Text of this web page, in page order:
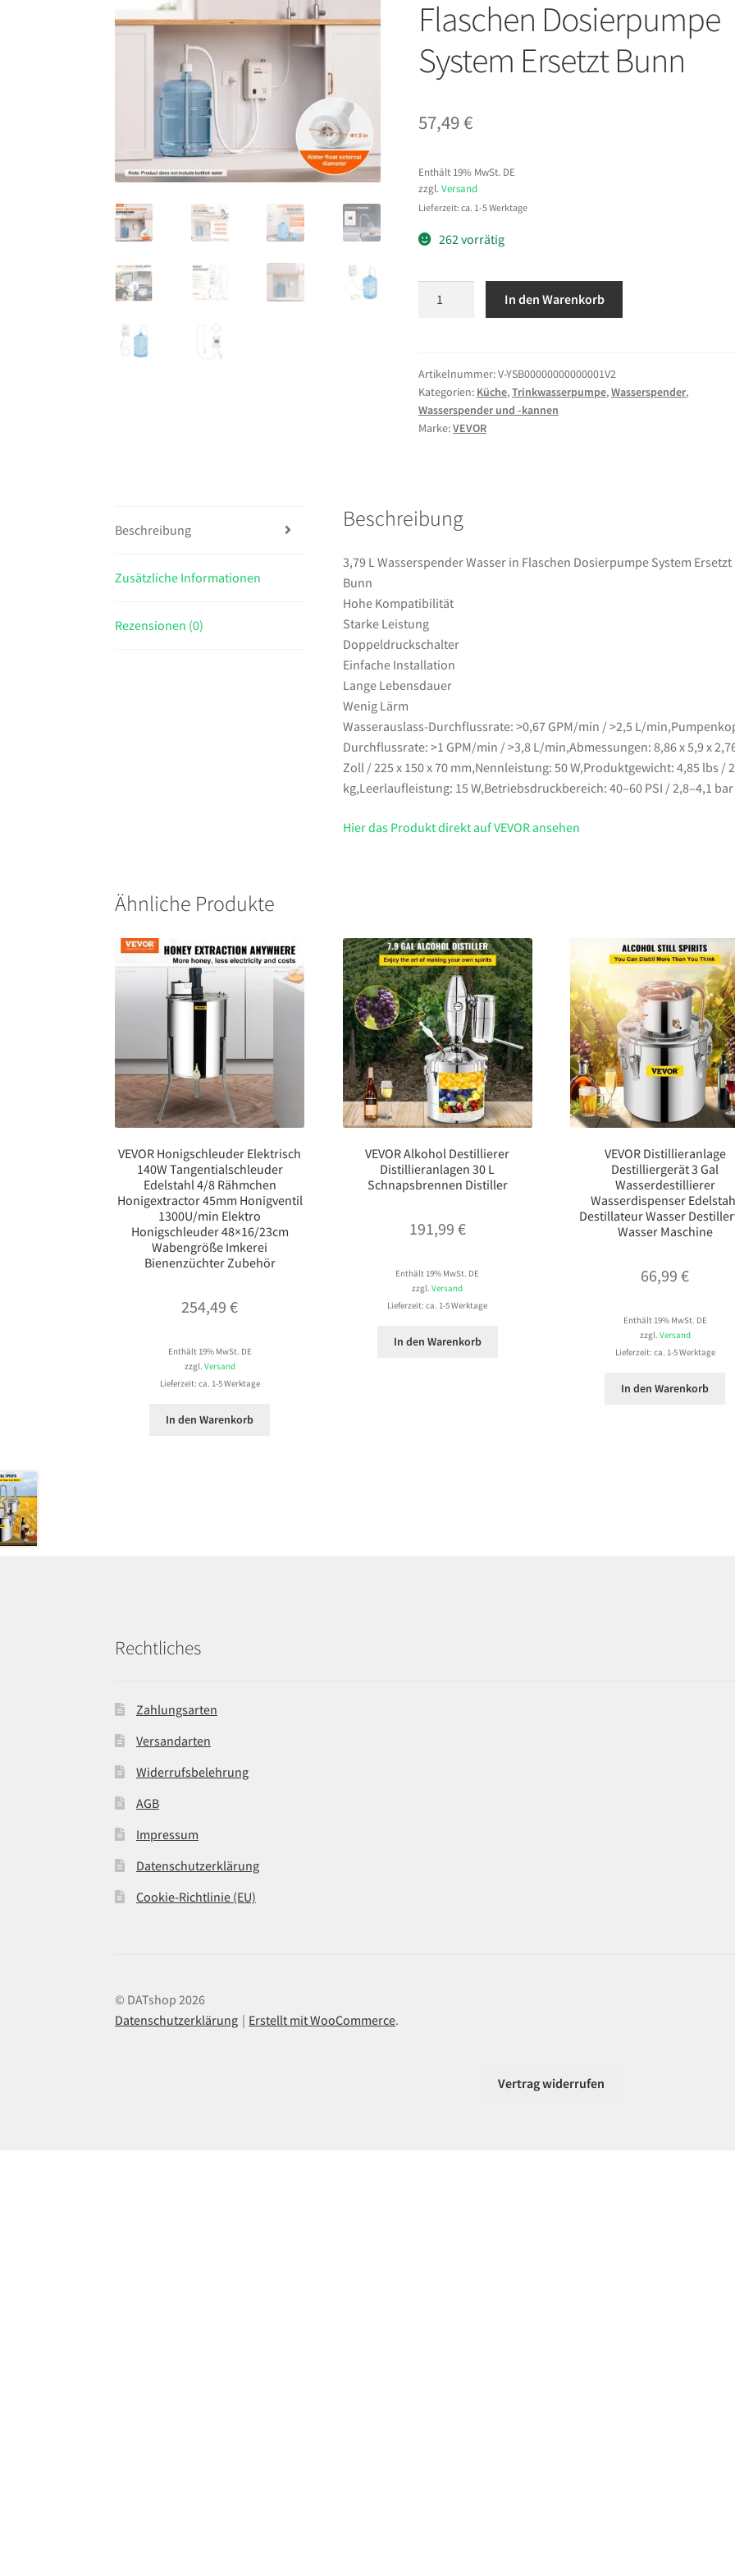
Flaschen Dosierpumpe
System Ersetzt Bunn
57,49€
Enthält 19% MwSt. DE
zzgl.Versand
Lieferzeit: ca. 1-5 Werktage
262 vorrätig
Wasser
in
Flaschen
Dosierpumpe
Menge
In den Warenkorb
Artikelnummer:V-YSB00000000000001V2
Kategorien: Küche,Trinkwasserpumpe,Wasserspender,
Wasserspender und -kannen
Marke:VEVOR
Beschreibung
Zusätzliche Informationen
Rezensionen (0)
Beschreibung
3,79 L Wasserspender Wasser in Flaschen Dosierpumpe System Ersetzt
Bunn
Hohe Kompatibilität
Starke Leistung
Doppeldruckschalter
Einfache Installation
Lange Lebensdauer
Wenig Lärm
Wasserauslass-Durchflussrate: >0,67 GPM/min / >2,5 L/
Durchflussrate: >1 GPM/min / >3,8 L/min,Abmessungen: 8,86 x 5,9 x
Zoll / 225 x 150 x 70 mm,Nennleistung: 50 W,Produktgewicht: 4,85 lbs /
kg,Leerlaufleistung: 15 W,Betriebsdruckbereich: 40–60 PSI / 2,8–4,1 bar
Hier das Produkt direkt auf VEVOR ansehen
Ähnliche Produkte
VEVOR Honigschleuder Elektrisch
140W Tangentialschleuder
Edelstahl 4/8 Rähmchen
Honigextractor 45mm Honigventil
1300U/min Elektro
Honigschleuder 48×16/23cm
Wabengröße Imkerei
Bienenzüchter Zubehör
254,49€
Enthält 19% MwSt. DE
zzgl. Versand
Lieferzeit: ca. 1-5 Werktage
In den Warenkorb
VEVOR Alkohol Destillierer
Distillieranlagen 30 L
Schnapsbrennen Distiller
191,99 €
Enthält 19% MwSt. DE
zzgl.Versand
Lieferzeit: ca. 1-5 Werktage
In den Warenkorb
VEVOR Distillieranlage
Destilliergerät 3 Gal
Wasserdestillierer
Wasserdispenser
Destillateur Wasser
Wasser Maschine
66,99€
Enthält 19% MwSt. DE
zzgl. Versand
Lieferzeit: ca. 1-5 Werktage
In den Warenkorb
Rechtliches
Zahlungsarten
Versandarten
Widerrufsbelehrung
AGB
Impressum
Datenschutzerklärung
Cookie-Richtlinie (EU)
© DATshop 2026
Datenschutzerklärung
Erstellt mit WooCommerce.
Vertrag widerrufen